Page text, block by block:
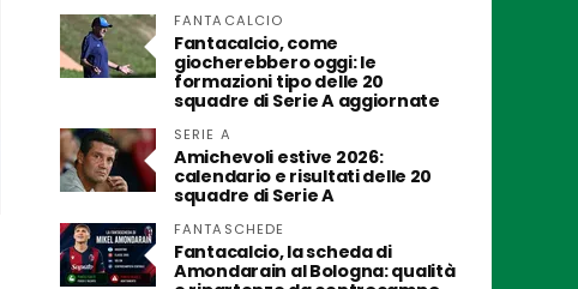
FANTACALCIO
Fantacalcio, come
giocherebbero oggi: le
formazioni tipo delle 20
squadre di Serie A aggiornate
SERIE A
Amichevoli estive 2026:
calendario e risultati delle 20
squadre di Serie A
FANTASCHEDE
Fantacalcio, la scheda di
Amondarain al Bologna: qualità